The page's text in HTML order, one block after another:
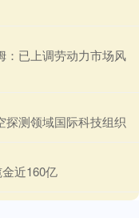
：已上调劳动力市场风
探测领域国际科技组织
近160亿